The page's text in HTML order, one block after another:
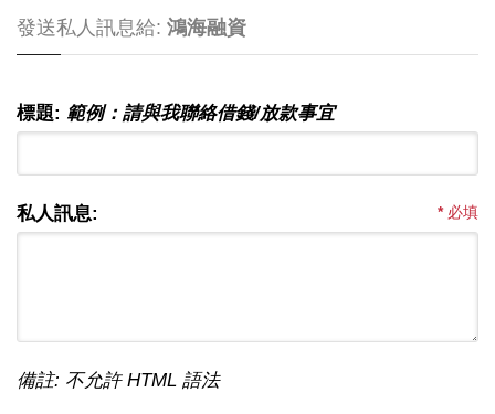
發送私人訊息給: 鴻海融資
標題: 範例：請與我聯絡借錢/放款事宜
*必填
私人訊息:
備註: 不允許 HTML 語法